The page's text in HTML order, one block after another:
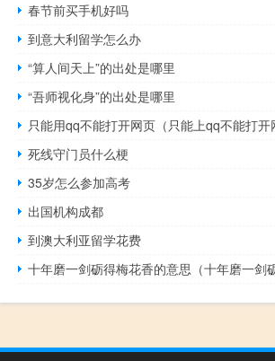
春节前买手机好吗
到意大利留学怎么办
“算人间天上”的出处是哪里
“吾师视化身”的出处是哪里
只能用qq不能打开网页（只能上qq不能打开
死线守门员什么梗
35岁怎么参加高考
出国机构成都
到澳大利亚留学花费